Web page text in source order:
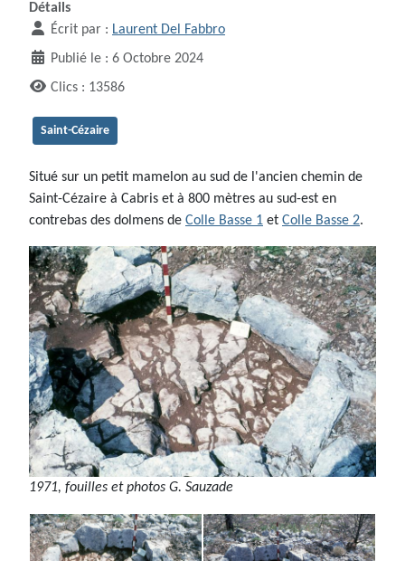
Détails
Écrit par : Laurent Del Fabbro
Publié le : 6 Octobre 2024
Clics : 13586
Saint-Cézaire
Situé sur un petit mamelon au sud de l'ancien chemin de
Saint-Cézaire à Cabris et à 800 mètres au sud-est en
contrebas des dolmens de Colle Basse 1 et Colle Basse 2.
1971, fouilles et photos G. Sauzade